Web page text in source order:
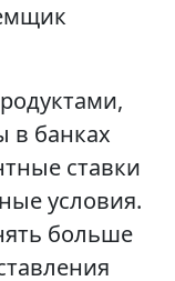
в банках
ставки
условия.
больше